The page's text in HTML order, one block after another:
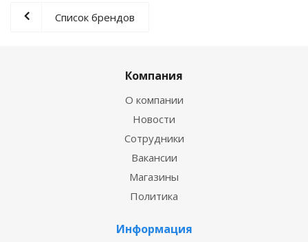
Список брендов
Компания
О компании
Новости
Сотрудники
Вакансии
Магазины
Политика
Информация